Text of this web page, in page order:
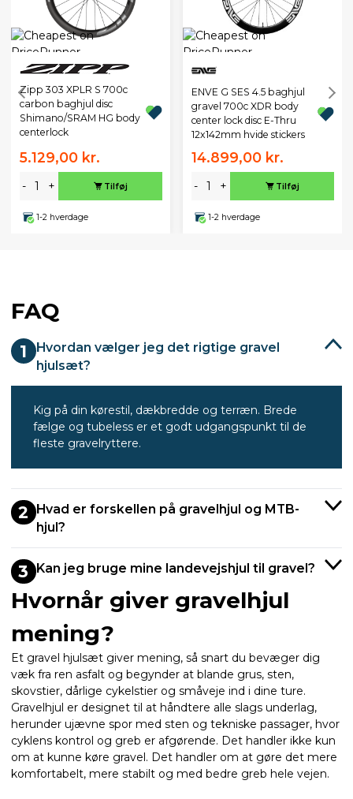
Zipp 303 XPLR S 700c
carbon baghjul disc
Shimano/SRAM HG body
centerlock
5.129,00 kr.
- + Tilføj
1-2 hverdage
ENVE G SES 4.5 baghjul
gravel 700c XDR body
center lock disc E-Thru
12x142mm hvide stickers
14.899,00 kr.
- + Tilføj
1-2 hverdage
FAQ
1
Hvordan vælger jeg det rigtige gravel
hjulsæt?
Kig på din kørestil, dækbredde og terræn. Brede
fælge og tubeless er et godt udgangspunkt til de
fleste gravelryttere.
2 Hvad er forskellen på gravelhjul og MTB-
hjul?
3 Kan jeg bruge mine landevejshjul til gravel?
Hvornår giver gravelhjul
mening?
Et gravel hjulsæt giver mening, så snart du bevæger dig
væk fra ren asfalt og begynder at blande grus, sten,
skovstier, dårlige cykelstier og småveje ind i dine ture.
Gravelhjul er designet til at håndtere alle slags underlag,
herunder ujævne spor med sten og tekniske passager, hvor
cyklens kontrol og greb er afgørende. Det handler ikke kun
om at kunne køre gravel. Det handler om at gøre det mere
komfortabelt, mere stabilt og med bedre greb hele vejen.